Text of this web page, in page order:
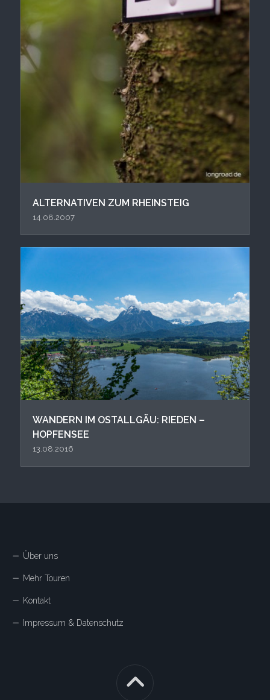
ALTERNATIVEN ZUM RHEINSTEIG
14.08.2007
WANDERN IM OSTALLGÄU: RIEDEN –
HOPFENSEE
13.08.2016
Über uns
Mehr Touren
Kontakt
Impressum & Datenschutz